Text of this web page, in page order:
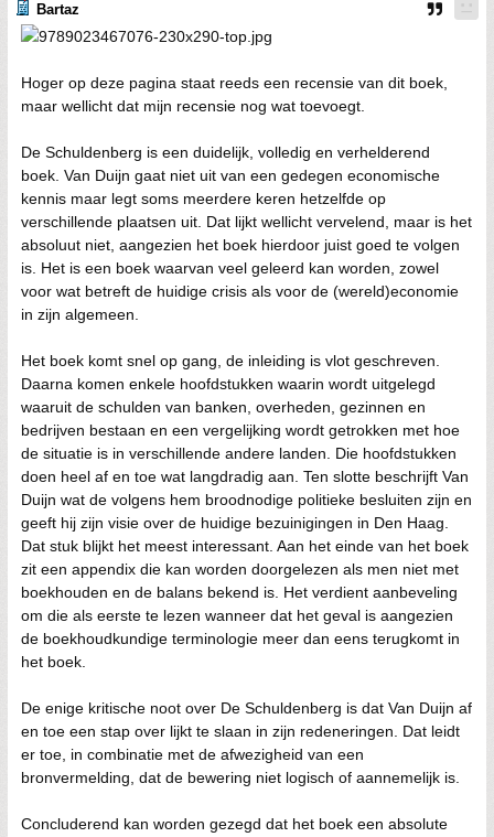
Bartaz
Hoger op deze pagina staat reeds een recensie van dit boek,
maar wellicht dat mijn recensie nog wat toevoegt.
De Schuldenberg is een duidelijk, volledig en verhelderend
boek. Van Duijn gaat niet uit van een gedegen economische
kennis maar legt soms meerdere keren hetzelfde op
verschillende plaatsen uit. Dat lijkt wellicht vervelend, maar is het
absoluut niet, aangezien het boek hierdoor juist goed te volgen
is. Het is een boek waarvan veel geleerd kan worden, zowel
voor wat betreft de huidige crisis als voor de (wereld)economie
in zijn algemeen.
Het boek komt snel op gang, de inleiding is vlot geschreven.
Daarna komen enkele hoofdstukken waarin wordt uitgelegd
waaruit de schulden van banken, overheden, gezinnen en
bedrijven bestaan en een vergelijking wordt getrokken met hoe
de situatie is in verschillende andere landen. Die hoofdstukken
doen heel af en toe wat langdradig aan. Ten slotte beschrijft Van
Duijn wat de volgens hem broodnodige politieke besluiten zijn en
geeft hij zijn visie over de huidige bezuinigingen in Den Haag.
Dat stuk blijkt het meest interessant. Aan het einde van het boek
zit een appendix die kan worden doorgelezen als men niet met
boekhouden en de balans bekend is. Het verdient aanbeveling
om die als eerste te lezen wanneer dat het geval is aangezien
de boekhoudkundige terminologie meer dan eens terugkomt in
het boek.
De enige kritische noot over De Schuldenberg is dat Van Duijn af
en toe een stap over lijkt te slaan in zijn redeneringen. Dat leidt
er toe, in combinatie met de afwezigheid van een
bronvermelding, dat de bewering niet logisch of aannemelijk is.
Concluderend kan worden gezegd dat het boek een absolute